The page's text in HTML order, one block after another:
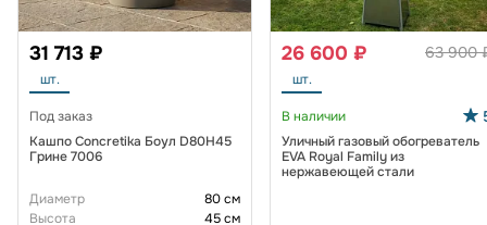
31 713 ₽
шт.
Под заказ
Кашпо Concretika Боул D80H45
Грине 7006
Диаметр
80 см
Высота
45 см
63 900
26 600 ₽
шт.
В наличии
Уличный газовый обогреватель
EVA Royal Family из
нержавеющей стали